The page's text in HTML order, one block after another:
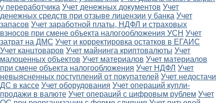
у переработчика Учет денежных документов Учет
денежных средств при отзыве лицензии у банка Учет
запасов Учет заработной платы, НДФЛ и страховых
взносов при смене объекта налогообложения УСН Учет
затрат на ДМС Учет и корректировка остатков в ЕГАИС
Учет канцтоваров Учет майнинга криптовалюты Учет
малоценных объектов Учет материалов Учет материалов
при смене объекта налогообложения Учет НДФЛ Учет
невыясненных поступлений от покупателей Учет недостачи
ДС в кассе Учет оборудования Учет операций купли-
продажи в валюте Учет операций с цифровым рублем Учет